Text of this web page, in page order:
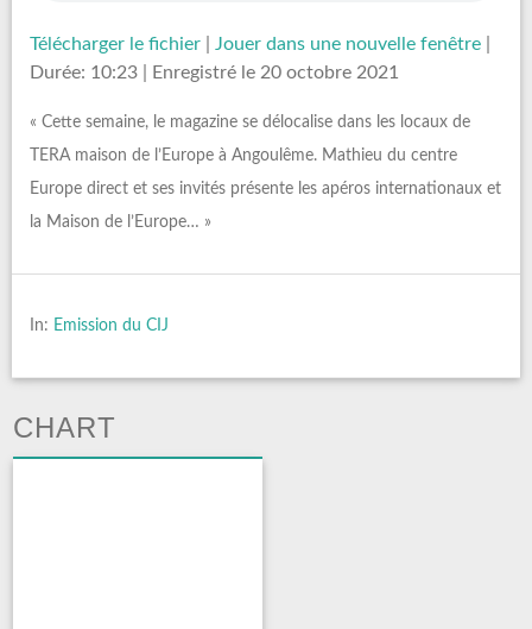
Télécharger le fichier Jouer dans une nouvelle fenêtre
Durée: 10:23
Enregistré le 20 octobre 2021
« Cette semaine, le magazine se délocalise dans les locaux de
TERA maison de l’Europe à Angoulême. Mathieu du centre
Europe direct et ses invités présente les apéros internationaux et
la Maison de l’Europe… »
In: Emission du CIJ
CHART